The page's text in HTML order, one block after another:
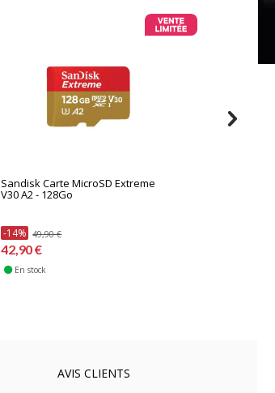
Sandisk Carte MicroSD Extreme
V30 A2 - 128Go
-14% 49,90 €
42,90 €
En stock
AVIS CLIENTS